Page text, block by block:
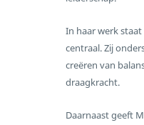
In haar werk
centraal. Zij
creëren van
draagkracht.
Daarnaast geeft